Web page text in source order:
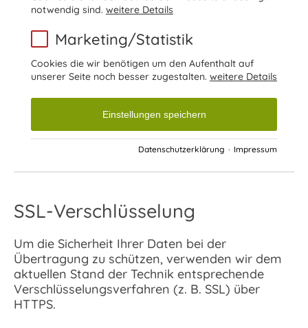
notwendig sind. weitere Details
Marketing/Statistik
Cookies die wir benötigen um den Aufenthalt auf
unserer Seite noch besser zugestalten. weitere Details
Einstellungen speichern
Datenschutzerklärung · Impressum
SSL-Verschlüsselung
Um die Sicherheit Ihrer Daten bei der
Übertragung zu schützen, verwenden wir dem
aktuellen Stand der Technik entsprechende
Verschlüsselungsverfahren (z. B. SSL) über
HTTPS.